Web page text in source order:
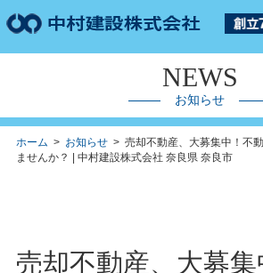
NEWS
お知らせ
ホーム > お知らせ> 売却不動産、大募集中！不
ませんか？ | 中村建設株式会社 奈良県 奈良市
売却不動産、大募